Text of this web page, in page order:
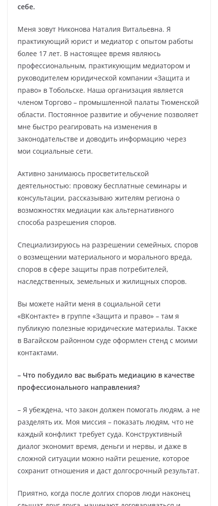
себе.
Меня зовут Никонова Наталия Витальевна. Я
практикующий юрист и медиатор с опытом работы
более 17 лет. В настоящее время являюсь
профессиональным, практикующим медиатором и
руководителем юридической компании «Защита и
право» в Тобольске. Наша организация является
членом Торгово – промышленной палаты Тюменской
области. Постоянное развитие и обучение позволяет
мне быстро реагировать на изменения в
законодательстве и доводить информацию через
мои социальные сети.
Активно занимаюсь просветительской
деятельностью: провожу бесплатные семинары и
консультации, рассказываю жителям региона о
возможностях медиации как альтернативного
способа разрешения споров.
Специализируюсь на разрешении семейных, споров
о возмещении материального и морального вреда,
споров в сфере защиты прав потребителей,
наследственных, земельных и жилищных споров.
Вы можете найти меня в социальной сети
«ВКонтакте» в группе «Защита и право» – там я
публикую полезные юридические материалы. Также
в Вагайском районном суде оформлен стенд с моими
контактами.
– Что побудило вас выбрать медиацию в качестве
профессионального направления?
– Я убеждена, что закон должен помогать людям, а не
разделять их. Моя миссия – показать людям, что не
каждый конфликт требует суда. Конструктивный
диалог экономит время, деньги и нервы, и даже в
сложной ситуации можно найти решение, которое
сохранит отношения и даст долгосрочный результат.
Приятно, когда после долгих споров люди наконец